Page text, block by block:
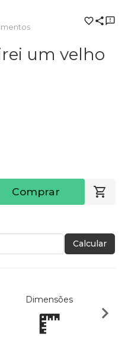
um velho
Comprar
Calcular
Dimensões